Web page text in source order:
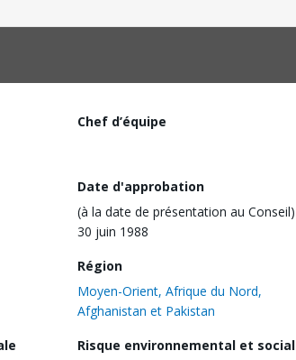
Chef d’équipe
Date d'approbation
(à la date de présentation au Conseil)
30 juin 1988
Région
Moyen-Orient, Afrique du Nord,
Afghanistan et Pakistan
Risque environnemental et social